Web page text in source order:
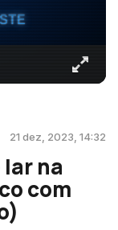
21 dez, 2023, 14:32
na
com